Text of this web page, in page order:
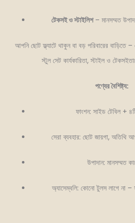
টেকসই ও স্টাইলিশ– মানসম্মত
আপনি ছোট ফ্ল্যাটে থাকুন বা বড় পরিবারের বাড়িতে
স্টুল সেট কার্যকারিতা, স্টাইল ও
পণ্যের বৈশিষ্ট্য:
ফাংশন: সাইড টেবিল +
সেরা ব্যবহার: ছোট জায়গা, অতিথি
উপাদান: মানসম্মত
অ্যাসেম্বলি: কোনো টুলস লাগে না